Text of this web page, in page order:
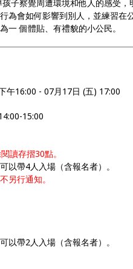
孩子察覺周遭環境和他人的感受
為會如何影響到別人，並練習在
一 個體貼、有禮貌的小公民。
午16:00 - 07月17日 (五) 17:00
15:00
讀存摺30點。
以帶4人入場（含報名者）。
另行通知。
以帶2人入場（含報名者）。